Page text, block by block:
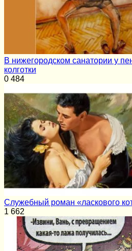
В нижегородском санатории у
колготки
0 484
Служебный роман «ласкового
1 662